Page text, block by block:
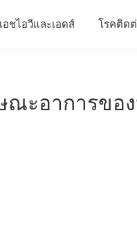
เอชไอวีและเอดส์ โรคติด
ะอาการขอ